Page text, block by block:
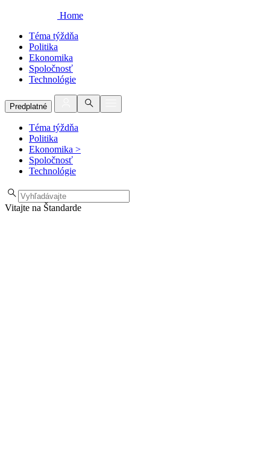
Home
Téma týždňa
Politika
Ekonomika
Spoločnosť
Technológie
Predplatné
Téma týždňa
Politika
Ekonomika >
Spoločnosť
Technológie
Vitajte na Štandarde